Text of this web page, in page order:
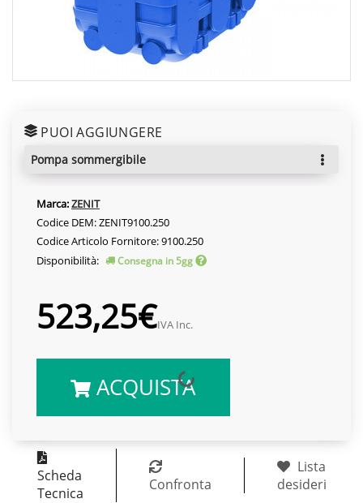
PUOI AGGIUNGERE
pompa sommergibile
Marca:ZENIT
Codice DEM: ZENIT9100.250
Codice Articolo Fornitore: 9100.250
Disponibilità:
Consegna in 5gg
523,25€IVA Inc.
ACQUISTA
Scheda
Tecnica
Confronta
Lista
desideri